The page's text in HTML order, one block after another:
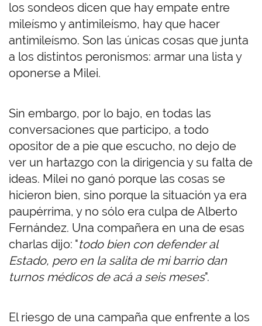
los sondeos dicen que hay empate entre
mileísmo y antimileísmo, hay que hacer
antimileísmo. Son las únicas cosas que junta
a los distintos peronismos: armar una lista y
oponerse a Milei.
Sin embargo, por lo bajo, en todas las
conversaciones que participo, a todo
opositor de a pie que escucho, no dejo de
ver un hartazgo con la dirigencia y su falta de
ideas. Milei no ganó porque las cosas se
hicieron bien, sino porque la situación ya era
paupérrima, y no sólo era culpa de Alberto
Fernández. Una compañera en una de esas
charlas dijo: "todo bien con defender al
Estado, pero en la salita de mi barrio dan
turnos médicos de acá a seis meses".
El riesgo de una campaña que enfrente a los